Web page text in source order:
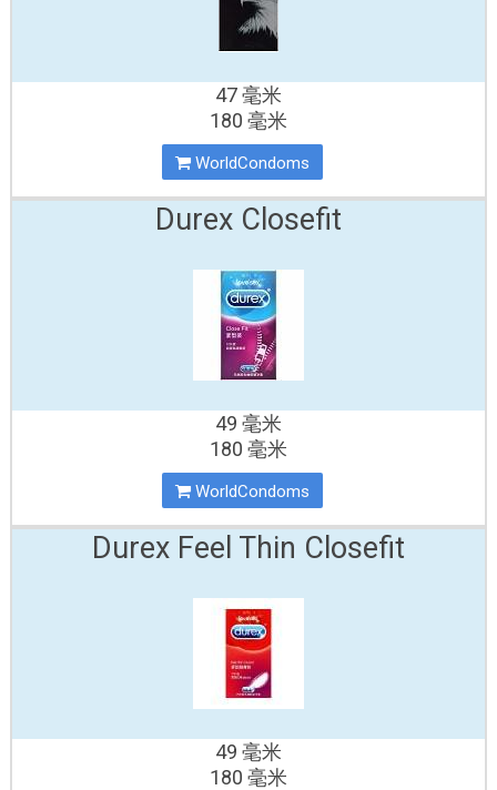
47 毫米
180 毫米
WorldCondoms
Durex Closefit
49 毫米
180 毫米
WorldCondoms
Durex Feel Thin Closefit
49 毫米
180 毫米